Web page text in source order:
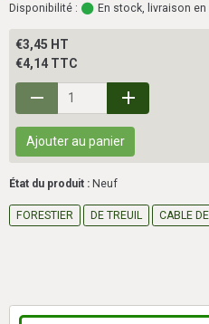
Disponibilité : En stock, livraison en
€3,45 HT
€4,14 TTC
Ajouter au panier
État du produit : Neuf
FORESTIER DE TREUIL CABLE